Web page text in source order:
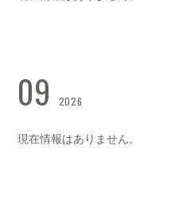
09 2026
現在情報はありません。